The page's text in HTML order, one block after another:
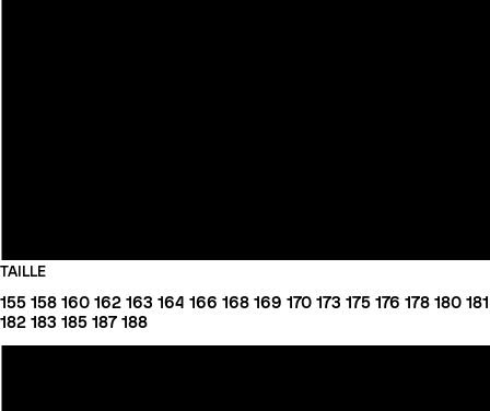
TAILLE
155 158 160 162 163 164 166 168 169 170 173 175 176 178 180 181
182 183 185 187 188